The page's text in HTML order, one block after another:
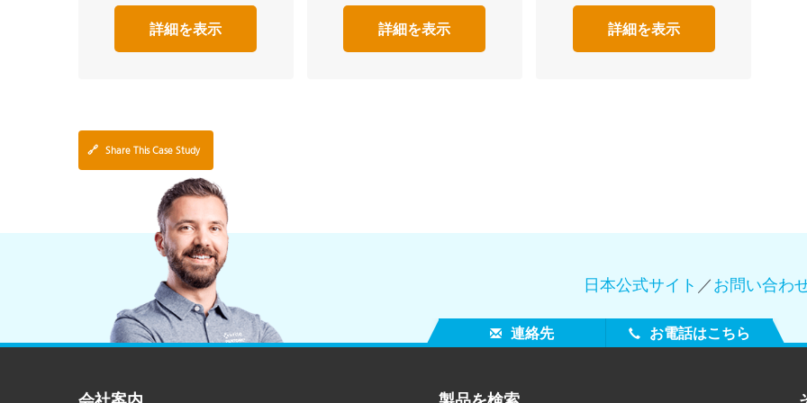
詳細を表示 詳細を表示 詳細を表示
🔗 Share This Case Study
日本公式サイト ／お問い合わ
連絡先 お電話はこちら